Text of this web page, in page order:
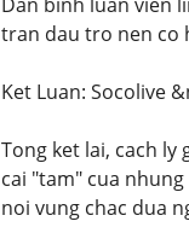
tran dau tro nen co
Ket Luan: Socolive
Tong ket lai, cach
cai "tam" cua
noi vung chac dua